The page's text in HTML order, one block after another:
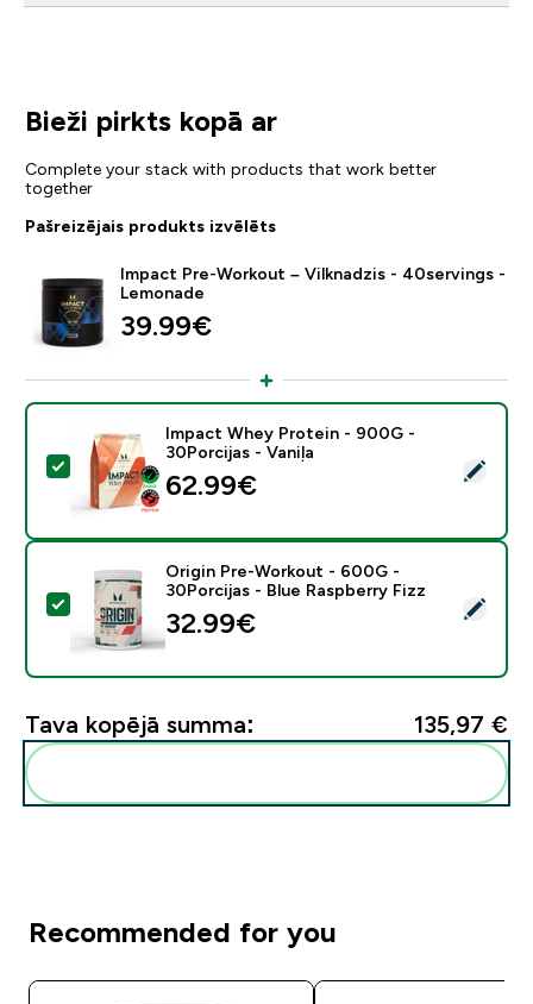
Bieži pirkts kopā ar
Complete your stack with products that work better
together
Pašreizējais produkts izvēlēts
Impact Pre-Workout – Vilknadzis - 40servings -
Lemonade
39.99€‎
Atlasīt šo produktu - Impact Whey Protein - 900G -
Impact Whey Protein - 900G -
30Porcijas - Vaniļa
62.99€‎
Atlasīt šo produktu - Origin Pre-Workout - 600G -
Origin Pre-Workout - 600G -
30Porcijas - Blue Raspberry Fizz
32.99€‎
Tava kopējā summa: 135,97 €‎
Recommended for you